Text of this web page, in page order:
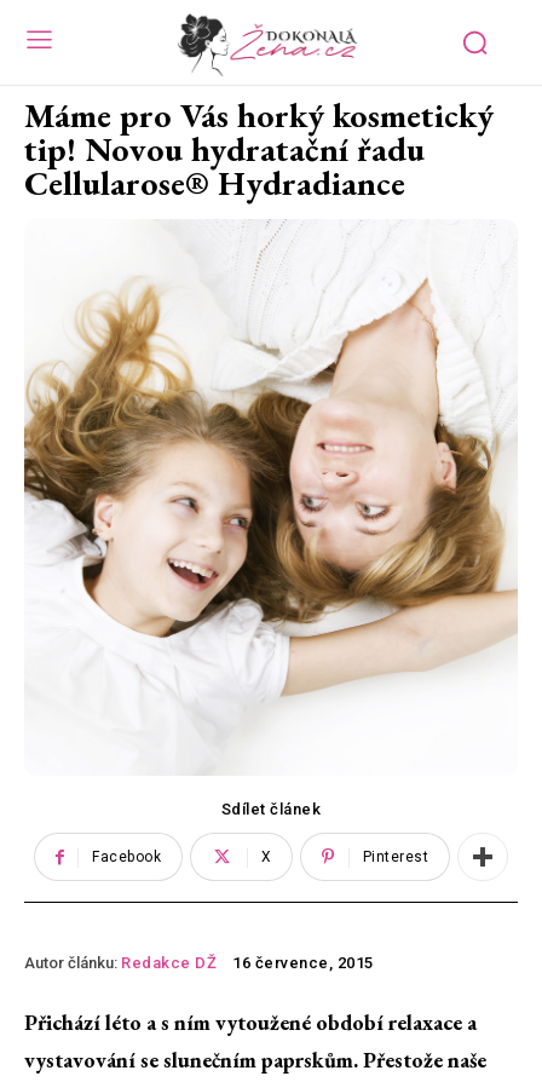
Máme pro Vás horký kosmetický
tip! Novou hydratační řadu
Cellularose® Hydradiance
Sdílet článek
Facebook X Pinterest
Autor článku: Redakce DŽ 16 července, 2015
Přichází léto a s ním vytoužené období relaxace a
vystavování se slunečním paprskům. Přestože naše